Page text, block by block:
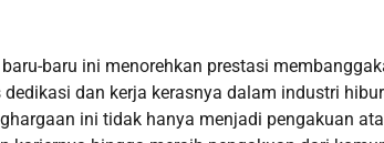
baru ini menorehkan prestasi
dan kerja kerasnya dalam industri
ini tidak hanya menjadi pengakuan